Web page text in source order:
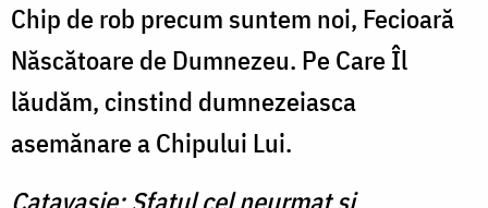
Chip de rob precum suntem noi, Fecioară
Născătoare de Dumnezeu. Pe Care Îl
lăudăm, cinstind dumnezeiasca
asemănare a Chipului Lui.